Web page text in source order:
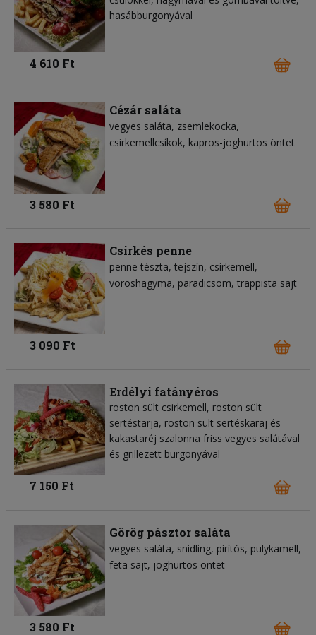
hasábburgonyával
4 610 Ft
Cézár saláta
vegyes saláta zsemlekocka
csirkemellcsíkok kapros-joghurtos öntet
3 580 Ft
Csirkés penne
penne tészta tejszín csirkemell
vöröshagyma paradicsom trappista sajt
3 090 Ft
Erdélyi fatányéros
roston sült csirkemell, roston sült
sertéstarja, roston sült sertéskaraj és
kakastaréj szalonna friss vegyes salátával
és grillezett burgonyával
7 150 Ft
Görög pásztor saláta
vegyes saláta snidling pirítós pulykamell
feta sajt joghurtos öntet
3 580 Ft